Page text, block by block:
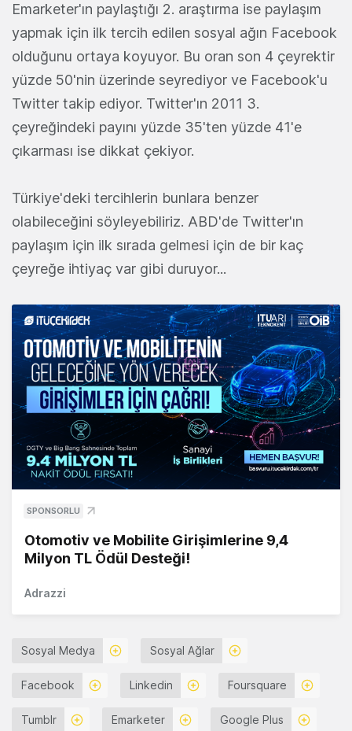
Emarketer'ın paylaştığı 2. araştırma ise paylaşım
yapmak için ilk tercih edilen sosyal ağın Facebook
olduğunu ortaya koyuyor. Bu oran son 4 çeyrektir
yüzde 50'nin üzerinde seyrediyor ve Facebook'u
Twitter takip ediyor. Twitter'ın 2011 3.
çeyreğindeki payını yüzde 35'ten yüzde 41'e
çıkarması ise dikkat çekiyor.
Türkiye'deki tercihlerin bunlara benzer
olabileceğini söyleyebiliriz. ABD'de Twitter'ın
paylaşım için ilk sırada gelmesi için de bir kaç
çeyreğe ihtiyaç var gibi duruyor...
SPONSORLU
Otomotiv ve Mobilite Girişimlerine 9,4
Milyon TL Ödül Desteği!
Adrazzi
Sosyal Medya Sosyal Ağlar
Facebook Linkedin Foursquare
Tumblr Emarketer Google Plus